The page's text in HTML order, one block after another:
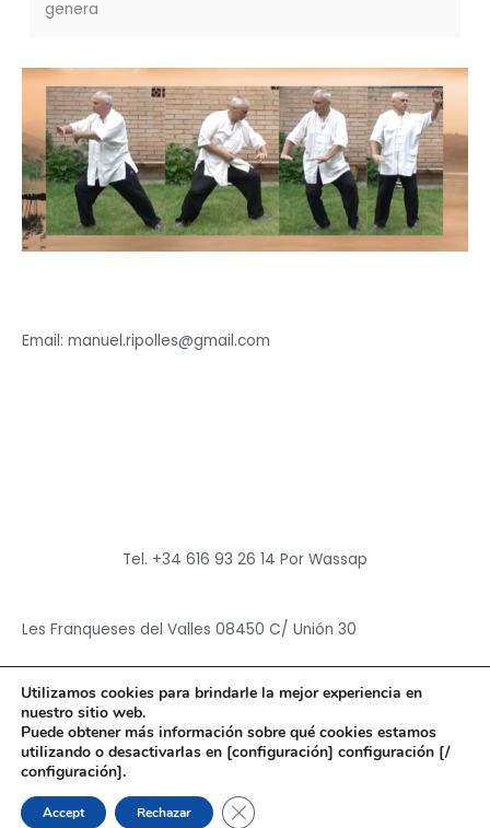
genera
Email: manuel.ripolles@gmail.com
Tel. +34 616 93 26 14 Por Wassap
Les Franqueses del Valles 08450 C/ Unión 30
Copyright © 2026Hun Yuan Chen
Powered byHun Yuan Chen
Utilizamos cookies para brindarle la mejor experiencia en
nuestro sitio web.
Puede obtener más información sobre qué cookies estamos
utilizando o desactivarlas en [configuración] configuración [/
configuración].
Accept Rechazar CERRAR EL BANNER DE